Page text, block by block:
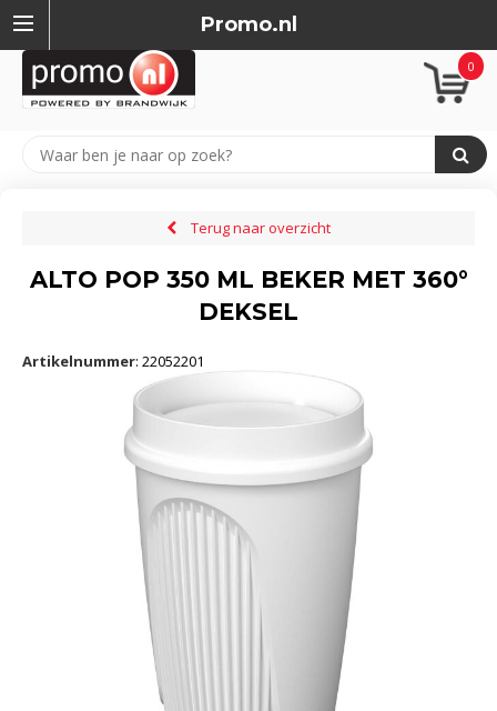
Promo.nl
0
Terug naar overzicht
ALTO POP 350 ML BEKER MET 360°
DEKSEL
Artikelnummer: 22052201